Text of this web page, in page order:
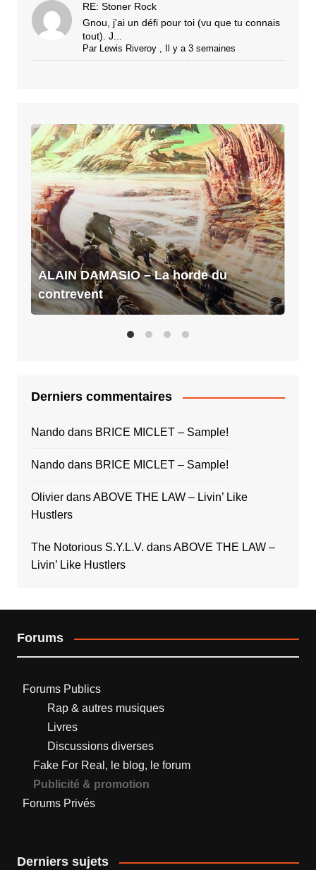
RE: Stoner Rock
Gnou, j'ai un défi pour toi (vu que tu connais
tout). J...
Par Lewis Riveroy, Il y a 3 semaines
ALAIN
DAMASIO
–
La
horde
du
contrevent
ALAIN DAMASIO – La horde du
contrevent
Derniers commentaires
Nandodans BRICE MICLET – Sample!
Nandodans BRICE MICLET – Sample!
OlivierdansABOVE THE LAW – Livin’ Like
Hustlers
The Notorious S.Y.L.V. dansABOVE THE LAW –
Livin’ Like Hustlers
Forums
Forums Publics
Rap & autres musiques
Livres
Discussions diverses
Fake For Real, le blog, le forum
Publicité & promotion
Forums Privés
Derniers sujets